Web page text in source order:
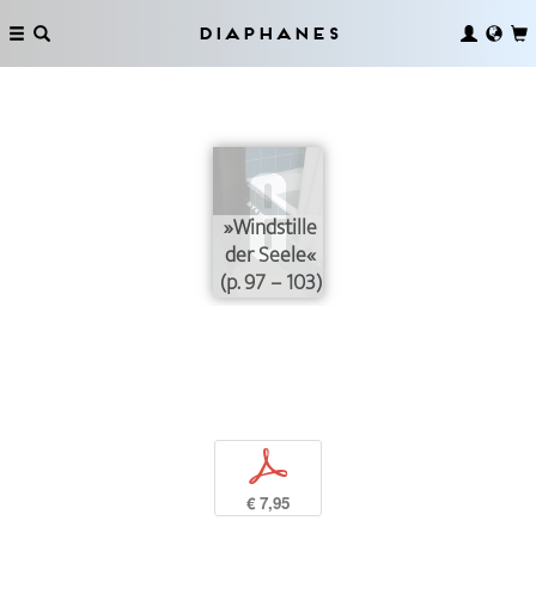
Diaphanes
»Windstille
der Seele«
(p. 97 – 103)
p
€ 7,95